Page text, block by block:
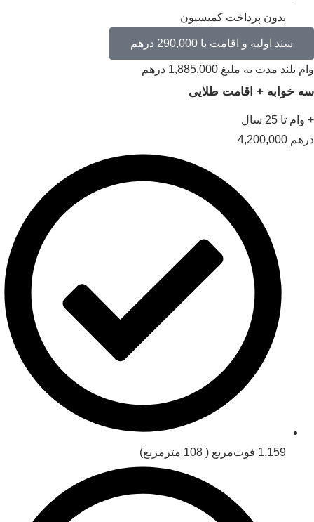
بدون پرداخت کمیسیون
سند اولیه و اقامت با 290,000 درهم
بلند مدت به ملبغ 1,885,000 درهم
خوابه + اقامت طلایی
تا 25 سال
4,200,000
1,159 فوت‌مربع ( 108 مترمربع)